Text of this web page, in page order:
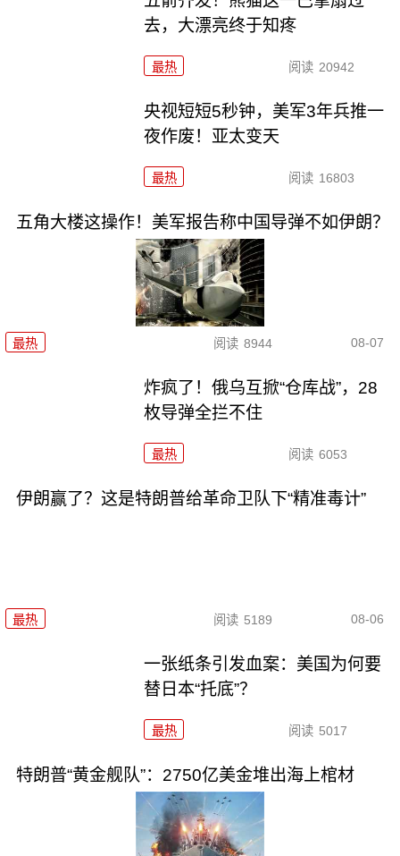
去，大漂亮终于知疼
最热 阅读 20942
央视短短5秒钟，美军3年兵推一
夜作废！亚太变天
最热 阅读 16803
五角大楼这操作！美军报告称中国导弹不如伊朗？
最热 阅读 8944 08-07
炸疯了！俄乌互掀“仓库战”，28
枚导弹全拦不住
最热 阅读 6053
伊朗赢了？这是特朗普给革命卫队下“精准毒计”
最热 阅读 5189 08-06
一张纸条引发血案：美国为何要
替日本“托底”？
最热 阅读 5017
特朗普“黄金舰队”：2750亿美金堆出海上棺材